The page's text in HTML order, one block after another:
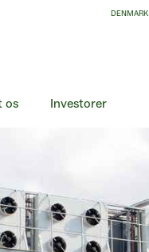
DENMARK
os Investorer